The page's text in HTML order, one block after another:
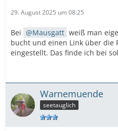
29. August 2025 um 08:25
Bei Mausgatt weiß man
bucht und einen Link über die
eingestellt. Das finde ich bei
Warnemuende
seetauglich